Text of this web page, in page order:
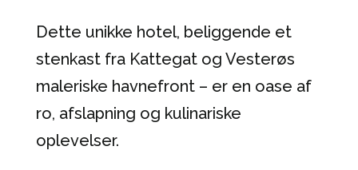
Dette unikke hotel, beliggende et
stenkast fra Kattegat og Vesterøs
maleriske havnefront – er en oase af
ro, afslapning og kulinariske
oplevelser.